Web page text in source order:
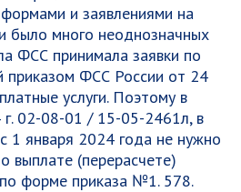
и заявлениями на
было много неоднозначных
ФСС принимала заявки по
приказом ФСС России от 24
услуги. Поэтому в
02-08-01 / 15-05-2461л, в
1 января 2024 года не нужно
выплате (перерасчете)
форме приказа №1. 578.